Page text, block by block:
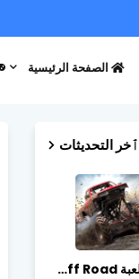
الصفحة الرئيسية
ٱخر التحديثات
تحميل لعبة Trucks Off Road مهكرة اخر اصدار